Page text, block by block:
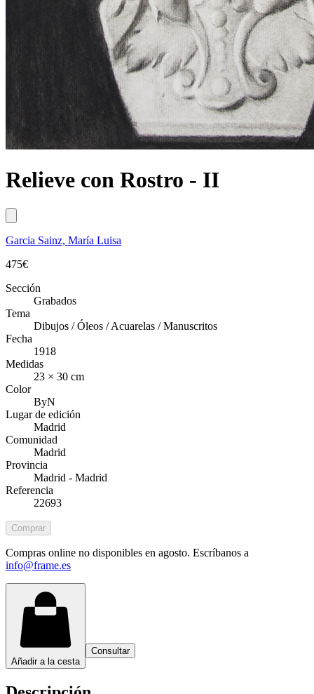
Relieve con Rostro - II
Garcia Sainz, María Luisa
475€
Sección
Grabados
Tema
Dibujos / Óleos / Acuarelas / Manuscritos
Fecha
1918
Medidas
23 × 30 cm
Color
ByN
Lugar de edición
Madrid
Comunidad
Madrid
Provincia
Madrid - Madrid
Referencia
22693
Comprar
Compras online no disponibles en agosto. Escríbanos a
info@frame.es
Añadir a la cesta
Consultar